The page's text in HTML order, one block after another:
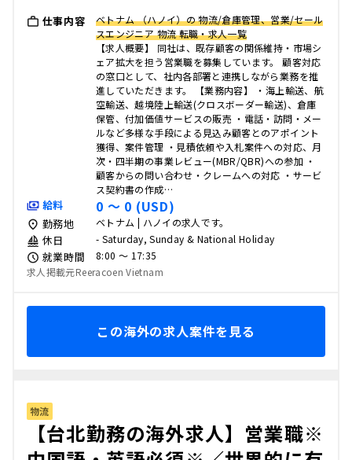
仕事内容
ベトナム （ハノイ）の 物流/倉庫管理、営業/セール
スエンジニア 物流 転職・求人一覧
【求人概要】 同社は、既存顧客の関係維持・市場シ
ェア拡大を担う営業職を募集しています。 顧客対応
の窓口として、社内各部署と連携しながら業務を推
進していただきます。 【業務内容】 ・海上輸送、航
空輸送、越境陸上輸送(クロスボーダー輸送)、倉庫
保管、付加価値サービスの販売 ・電話・訪問・メー
ルなど多様な手段による見込み顧客とのアポイント
獲得、案件管理 ・見積依頼や入札案件への対応、月
次・四半期の事業レビュー(MBR/QBR)への参加 ・
顧客からの問い合わせ・クレームへの対応 ・サービ
ス契約書の作成…
給料 0 〜 0 (USD)
勤務地 ベトナム | ハノイの求人です。
休日 - Saturday, Sunday & National Holiday
就業時間
8:00 〜 17:35
求人掲載元Reeracoen Vietnam
この海外の求人案件を見る
物流
【台北勤務の海外求人】営業職※